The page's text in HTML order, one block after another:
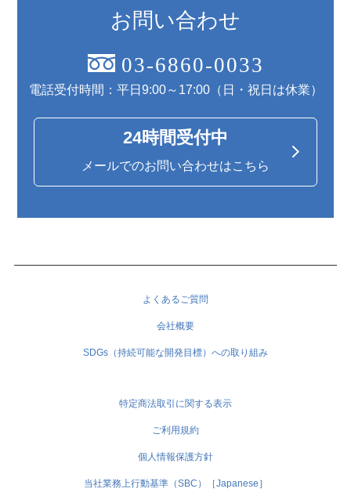
お問い合わせ
03-6860-0033
電話受付時間：平日9:00～17:00（日・祝日は休業）
24時間受付中
メールでのお問い合わせはこちら
よくあるご質問
会社概要
SDGs（持続可能な開発目標）への取り組み
特定商法取引に関する表示
ご利用規約
個人情報保護方針
当社業務上行動基準（SBC）［Japanese］